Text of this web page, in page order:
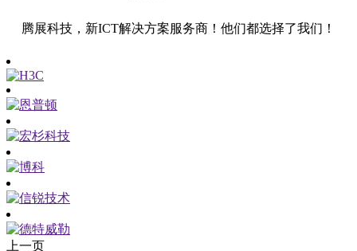
腾展科技，新ICT解决方案服务商！他们都选择了我们！
上一页